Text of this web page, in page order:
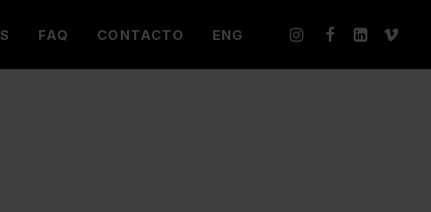
FAQ CONTACTO ENG